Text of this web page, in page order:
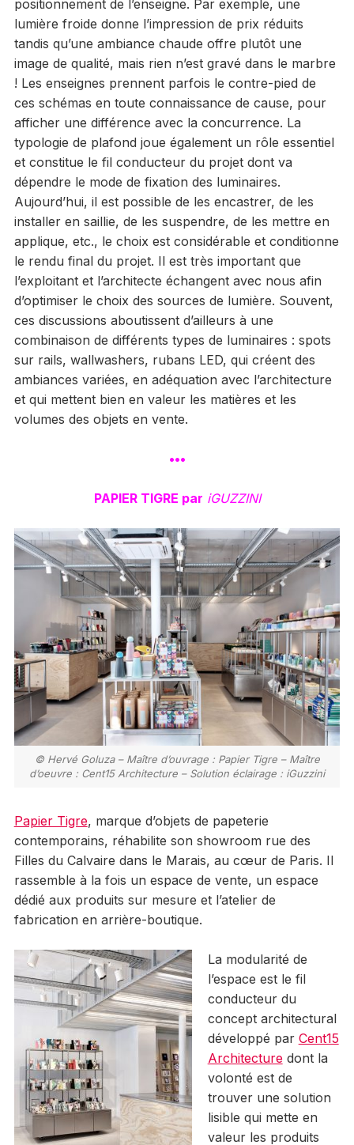
positionnement de l’enseigne. Par exemple, une
lumière froide donne l’impression de prix réduits
tandis qu’une ambiance chaude offre plutôt une
image de qualité, mais rien n’est gravé dans le marbre
! Les enseignes prennent parfois le contre-pied de
ces schémas en toute connaissance de cause, pour
afficher une différence avec la concurrence. La
typologie de plafond joue également un rôle essentiel
et constitue le fil conducteur du projet dont va
dépendre le mode de fixation des luminaires.
Aujourd’hui, il est possible de les encastrer, de les
installer en saillie, de les suspendre, de les mettre en
applique, etc., le choix est considérable et conditionne
le rendu final du projet. Il est très important que
l’exploitant et l’architecte échangent avec nous afin
d’optimiser le choix des sources de lumière. Souvent,
ces discussions aboutissent d’ailleurs à une
combinaison de différents types de luminaires : spots
sur rails, wallwashers, rubans LED, qui créent des
ambiances variées, en adéquation avec l’architecture
et qui mettent bien en valeur les matières et les
volumes des objets en vente.
•••
PAPIER TIGRE par iGUZZINI
© Hervé Goluza – Maître d’ouvrage : Papier Tigre – Maître
d’oeuvre : Cent15 Architecture – Solution éclairage : iGuzzini
Papier Tigre, marque d’objets de papeterie
contemporains, réhabilite son showroom rue des
Filles du Calvaire dans le Marais, au cœur de Paris. Il
rassemble à la fois un espace de vente, un espace
dédié aux produits sur mesure et l’atelier de
fabrication en arrière-boutique.
La modularité de
l’espace est le fil
conducteur du
concept architectural
développé par Cent15
Architecturedont la
volonté est de
trouver une solution
lisible qui mette en
valeur les produits